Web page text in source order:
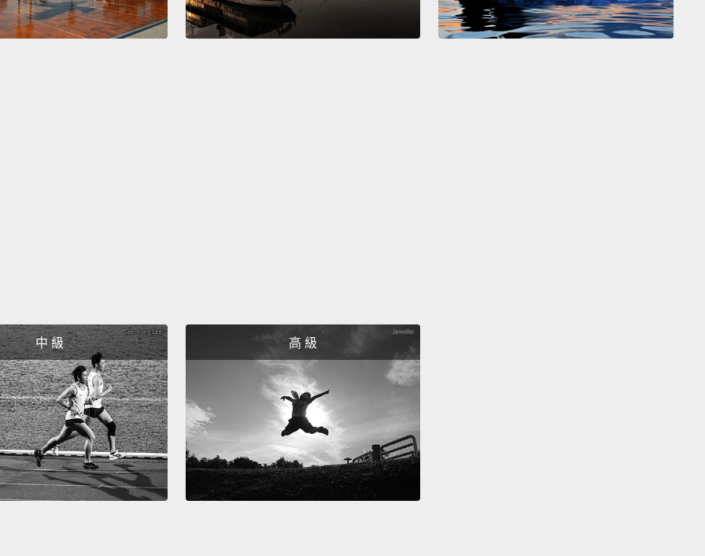
My mom has a circle head...long, straight hair.
我知道。我一開始都是那樣畫。
Is she tall or short?
她高還是矮？
Short.
My dad said if she was any shorter, she would need
a car seat and wouldn't be allowed to be in the front seat.
矮。我爸爸說如果她再矮一點，她就會需要一張兒童安全椅而
且不能坐在前座了。
中 級 高 級